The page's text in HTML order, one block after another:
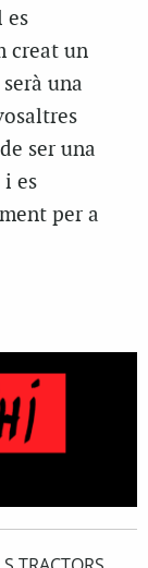
es
creat un
una
ser una
es
per a